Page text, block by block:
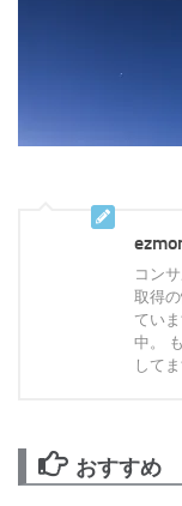
コン
取得
てい
中。
してま
おすすめ